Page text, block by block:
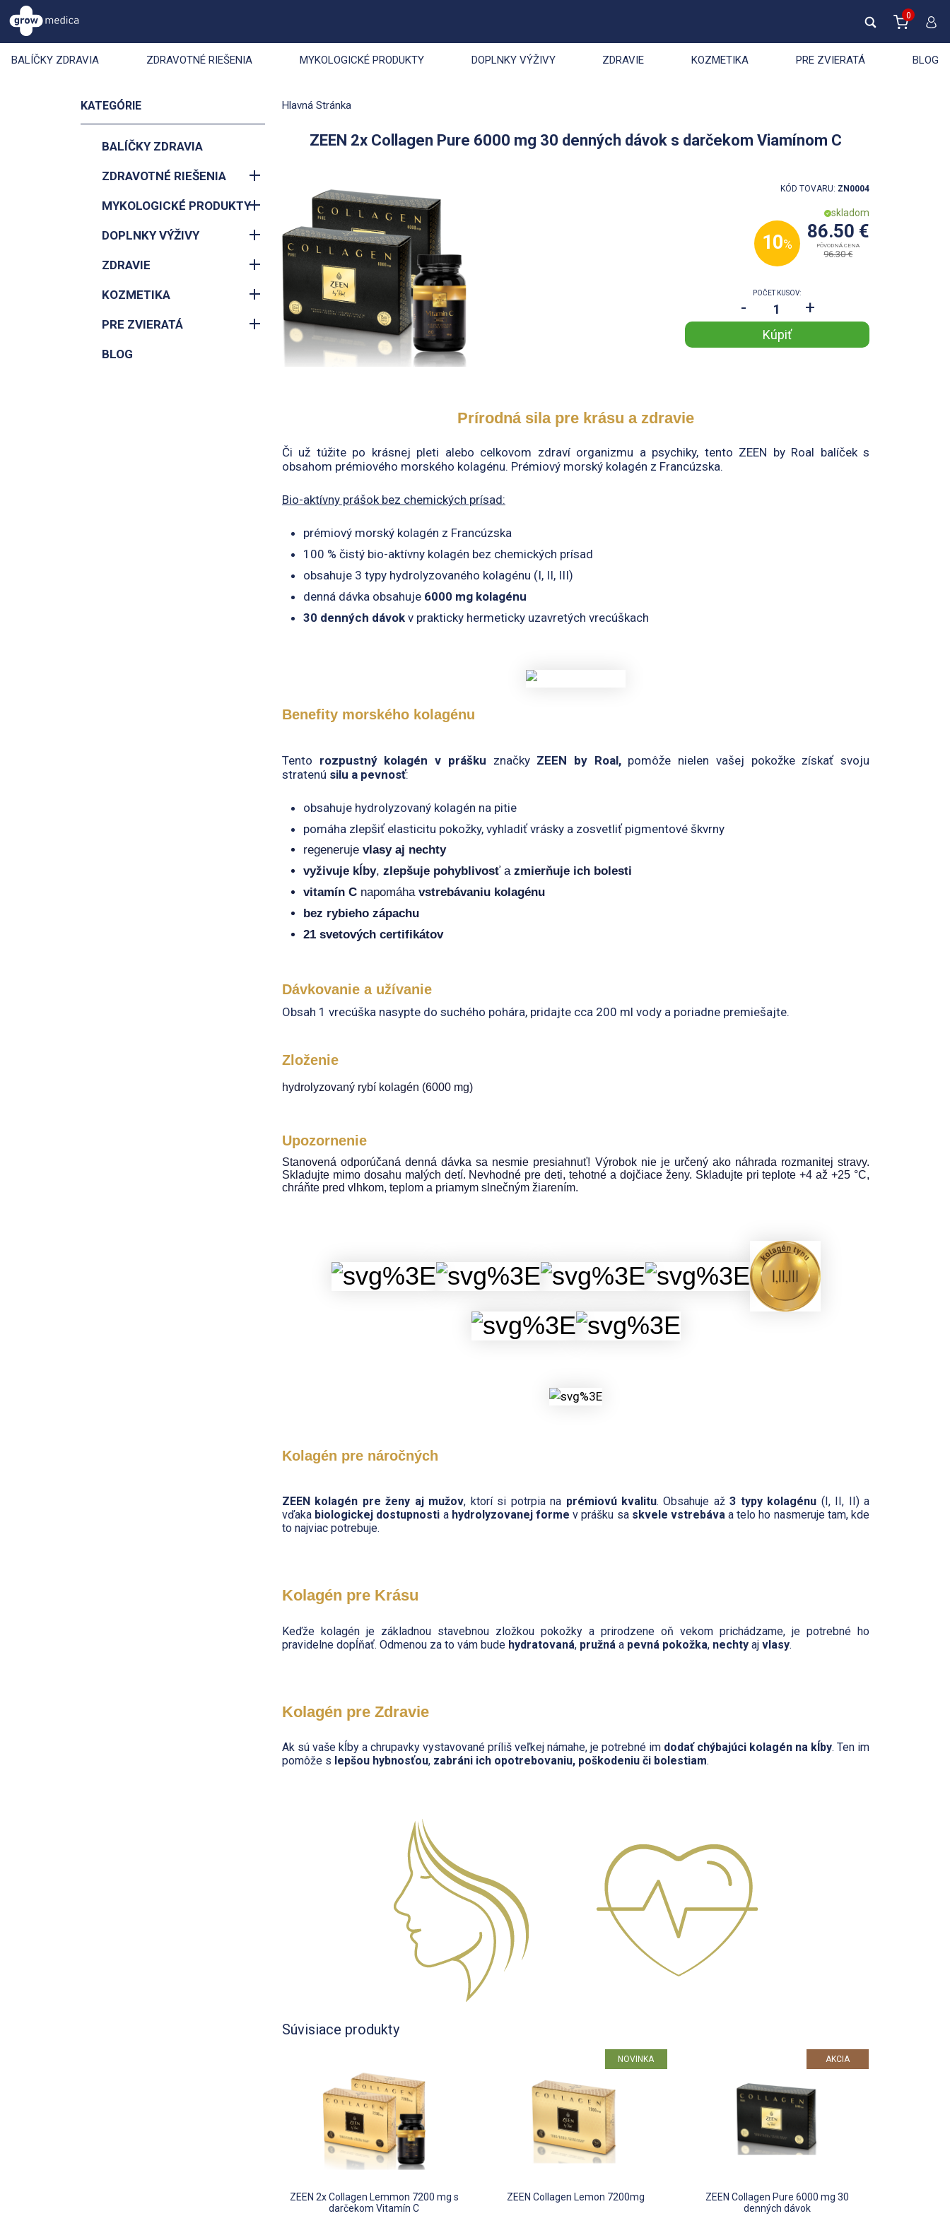
0
BALÍČKY ZDRAVIA ZDRAVOTNÉ RIEŠENIA MYKOLOGICKÉ PRODUKTY DOPLNKY VÝŽIVY ZDRAVIE KOZMETIKA PRE ZVIERATÁ BLOG
KATEGÓRIE
BALÍČKY ZDRAVIA
ZDRAVOTNÉ RIEŠENIA
MYKOLOGICKÉ PRODUKTY
DOPLNKY VÝŽIVY
ZDRAVIE
KOZMETIKA
PRE ZVIERATÁ
BLOG
Hlavná Stránka
ZEEN 2x Collagen Pure 6000 mg 30 denných dávok s darčekom Viamínom C
KÓD TOVARU: ZN0004
skladom
10%
86.50 €
PÔVODNÁ CENA
96.30 €
POČET KUSOV:
- +
Prírodná sila pre krásu a zdravie
Či už túžite po krásnej pleti alebo celkovom zdraví organizmu a psychiky, tento ZEEN by Roal balíček s
obsahom prémiového morského kolagénu. Prémiový morský kolagén z Francúzska.
Bio-aktívny prášok bez chemických prísad:
prémiový morský kolagén z Francúzska
100 % čistý bio-aktívny kolagén bez chemických prísad
obsahuje 3 typy hydrolyzovaného kolagénu (I, II, III)
denná dávka obsahuje 6000 mg kolagénu
30 denných dávok v prakticky hermeticky uzavretých vrecúškach
Benefity morského kolagénu
Tento rozpustný kolagén v prášku značky ZEEN by Roal,pomôže nielen vašej pokožke získať svoju
stratenú silu a pevnosť:
obsahuje hydrolyzovaný kolagén na pitie
pomáha zlepšiť elasticitu pokožky, vyhladiť vrásky a zosvetliť pigmentové škvrny
regeneruje vlasy aj nechty
vyživuje kĺby, zlepšuje pohyblivosť a zmierňuje ich bolesti
vitamín C napomáha vstrebávaniu kolagénu
bez rybieho zápachu
21 svetových certifikátov
Dávkovanie a užívanie
Obsah 1 vrecúška nasypte do suchého pohára, pridajte cca 200 ml vody a poriadne premiešajte.
Zloženie
hydrolyzovaný rybí kolagén (6000 mg)
Upozornenie
Stanovená odporúčaná denná dávka sa nesmie presiahnuť! Výrobok nie je určený ako náhrada rozmanitej stravy.
Skladujte mimo dosahu malých detí. Nevhodné pre deti, tehotné a dojčiace ženy. Skladujte pri teplote +4 až +25 °C,
chráňte pred vlhkom, teplom a priamym slnečným žiarením.
Kolagén pre náročných
ZEEN kolagén pre ženy aj mužov, ktorí si potrpia na prémiovú kvalitu. Obsahuje až3 typy kolagénu (I, II, II) a
vďaka biologickej dostupnosti a hydrolyzovanej formev prášku saskvele vstrebávaa telo ho nasmeruje tam, kde
to najviac potrebuje.
Kolagén pre Krásu
Keďže kolagén je základnou stavebnou zložkou pokožky a prirodzene oň vekom prichádzame, je potrebné ho
pravidelne dopĺňať. Odmenou za to vám bude hydratovaná, pružná a pevná pokožka, nechty aj vlasy.
Kolagén pre Zdravie
Ak sú vaše kĺby a chrupavky vystavované príliš veľkej námahe, je potrebné im dodať chýbajúci kolagén na kĺby. Ten im
pomôže s lepšou hybnosťou, zabráni ich opotrebovaniu, poškodeniu či bolestiam.
Súvisiace produkty
ZEEN 2x Collagen Lemmon 7200 mg s
darčekom Vitamín C
NOVINKA
ZEEN Collagen Lemon 7200mg
AKCIA
ZEEN Collagen Pure 6000 mg 30
denných dávok